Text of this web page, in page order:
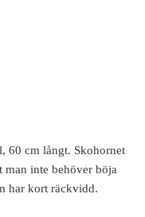
60 cm långt. Skohornet
man inte behöver böja
har kort räckvidd.